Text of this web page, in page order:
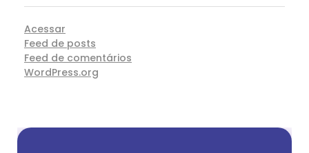
Acessar
Feed de posts
Feed de comentários
WordPress.org